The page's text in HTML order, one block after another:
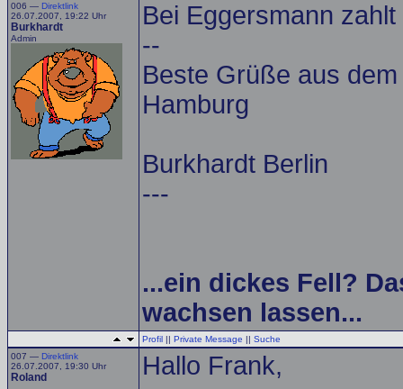
006 — Direktlink
26.07.2007, 19:22 Uhr
Burkhardt
Admin
Bei Eggersmann
--
Beste Grüße aus
Hamburg
Burkhardt Berlin
---
...ein dickes Fell?
wachsen lassen...
Profil || Private Message || Suche
007 — Direktlink
26.07.2007, 19:30 Uhr
Roland Hallo Frank,